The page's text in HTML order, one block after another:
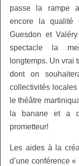
passe la rampe
encore la qualité
Guesdon et
spectacle la
longtemps. Un vrai
dont on
collectivités locales
le théâtre
la banane et a
prometteur!
Les aides à la
d’une conférence